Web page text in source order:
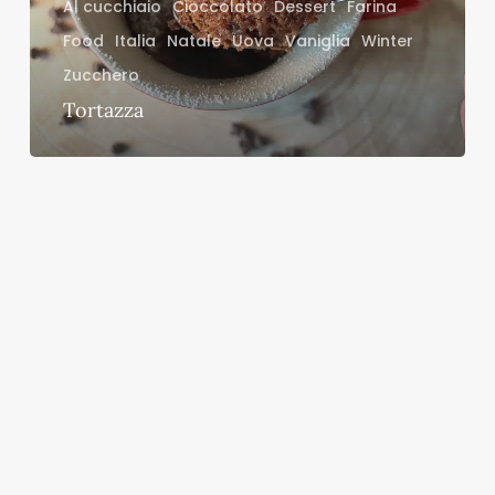
Al cucchiaio Cioccolato Dessert Farina
Food Italia Natale Uova Vaniglia Winter
Zucchero
Tortazza